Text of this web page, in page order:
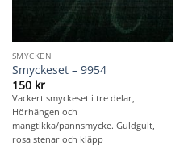
SMYCKEN
Smyckeset – 9954
150 kr
Vackert smyckeset i tre delar,
Hörhängen och
mangtikka/pannsmycke. Guldgult,
rosa stenar och kläpp